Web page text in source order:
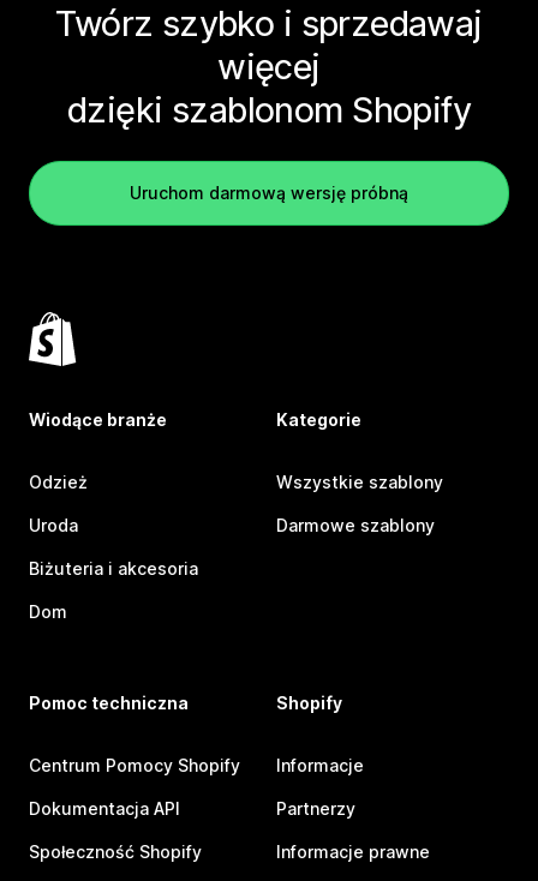
Twórz szybko i sprzedawaj
więcej
dzięki szablonom Shopify
Uruchom darmową wersję próbną
Wiodące branże
Odzież
Uroda
Biżuteria i akcesoria
Dom
Kategorie
Wszystkie szablony
Darmowe szablony
Pomoc techniczna
Centrum Pomocy Shopify
Dokumentacja API
Społeczność Shopify
Shopify
Informacje
Partnerzy
Informacje prawne